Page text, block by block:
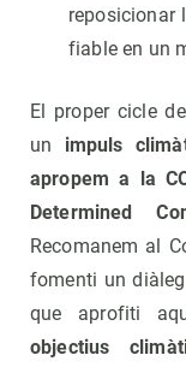
reposicionar
fiable en un
El proper cicle
un impuls
apropem a la
Determined
Recomanem al
fomenti un
que aprofiti
objectius